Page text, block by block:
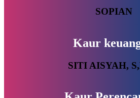
SOPIAN
Kaur
SITI AISYAH,